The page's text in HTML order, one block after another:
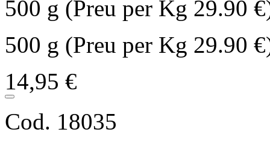
500 g (Preu per Kg 29.90
500 g (Preu per Kg 29.90
14,95 €
Cod. 18035